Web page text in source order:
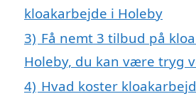
kloakarbejde i Holeby
3) Få nemt 3 tilbud på
Holeby, du kan være tryg
4) Hvad koster